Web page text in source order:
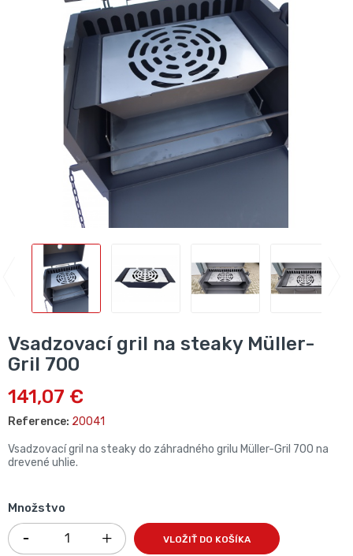
Vsadzovací gril na steaky Müller-
Gril 700
141,07 €
Reference: 20041
Vsadzovací gril na steaky do záhradného grilu Müller-Gril 700 na
drevené uhlie.
Množstvo
VLOŽIŤ DO KOŠÍKA